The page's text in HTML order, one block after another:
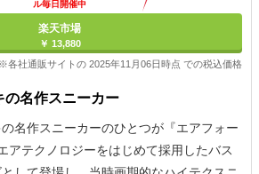
ル毎日開催中
楽天市場
￥ 13,880
※各社通販サイトの 2025年11月06日時点 での税込価格
の名作スニーカー
名作スニーカーのひとつが『エアフォー
アテクノロジーをはじめて採用したバス